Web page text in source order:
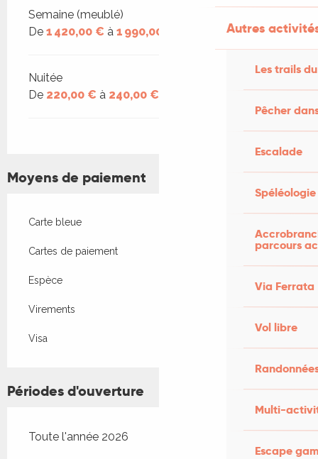
Autres
Les trails
Pêcher
Escalade
Spéléologie
parcours
Via Ferrata
Vol libre
Multi-
Escape
Tarifs 2026
Semaine (meublé)
De 1 420,00 € à 1 990,00 €
Nuitée
De 220,00 € à 240,00 €
Moyens de paiement
Carte bleue
Cartes de paiement
Espèce
Virements
Visa
Périodes d'ouverture
Toute l'année 2026